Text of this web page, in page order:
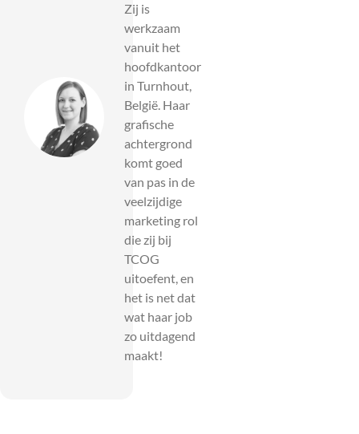
Zij is
werkzaam
vanuit het
hoofdkantoor
in Turnhout,
België. Haar
grafische
achtergrond
komt goed
van pas in de
veelzijdige
marketing rol
die zij bij
TCOG
uitoefent, en
het is net dat
wat haar job
zo uitdagend
maakt!